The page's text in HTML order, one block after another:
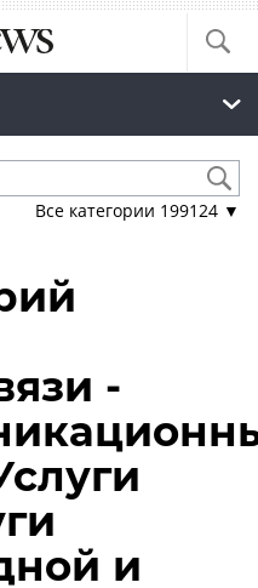
Все категории 199124 ▼
-
и